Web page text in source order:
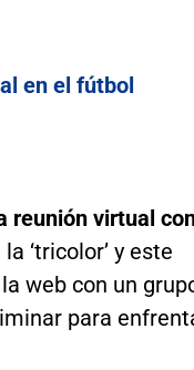
en el fútbol
reunión virtual
‘tricolor’ y este
web con un
para